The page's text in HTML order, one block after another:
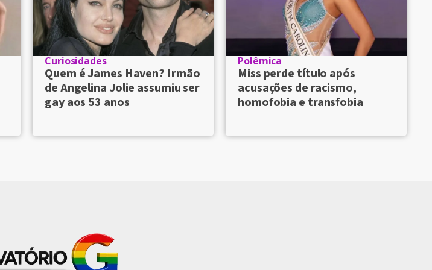
Curiosidades
Quem é James Haven? Irmão
de Angelina Jolie assumiu ser
gay aos 53 anos
Polêmica
Miss perde título após
acusações de racismo,
homofobia e transfobia